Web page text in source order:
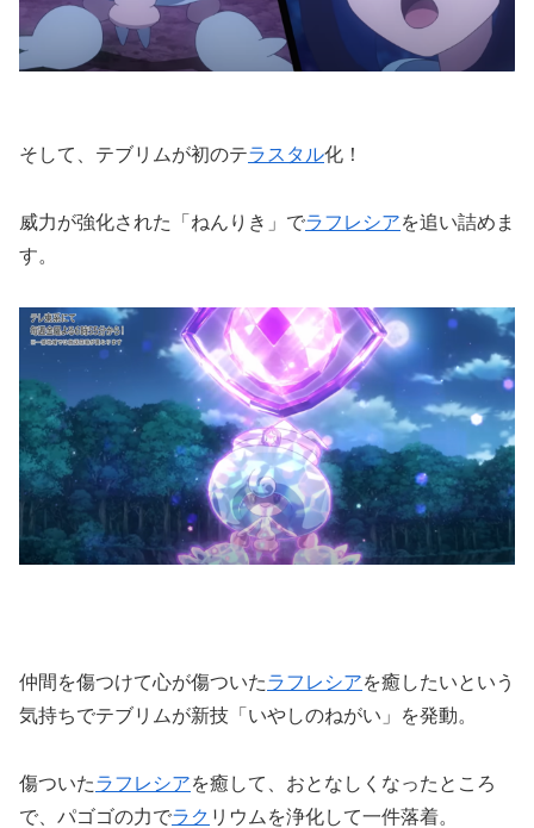
そして、テブリムが初のテラスタル化！
威力が強化された「ねんりき」でラフレシアを追い詰めま
す。
仲間を傷つけて心が傷ついたラフレシアを癒したいという
気持ちでテブリムが新技「いやしのねがい」を発動。
傷ついたラフレシアを癒して、おとなしくなったところ
で、パゴゴの力でラク リウムを浄化して一件落着。